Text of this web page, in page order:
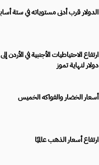
الدولار قرب أدنى مستوياته في ستة
دولار لنهاية تموز
أسعار الخضار والفواكه الخميس
ارتفاع أسعار الذهب عالميًا